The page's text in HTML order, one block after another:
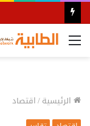
القائمة
الرئيسية/اقتصاد